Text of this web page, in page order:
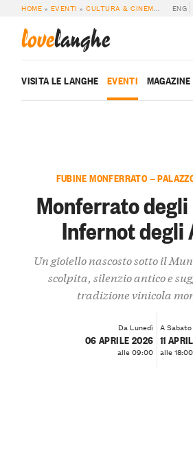
HOME » EVENTI »CULTURA & CINEMA » ENG
lovelanghe
VISITA LE LANGHE EVENTI MAGAZINE
FUBINE MONFERRATO —
Monferrato
Infernot degli
Un gioiello nascosto sotto il
scolpita, silenzio antico e
tradizione vinicola
Da Lunedì
06 APRILE 2026
alle 09:00
A Sabato
11
alle 18:00